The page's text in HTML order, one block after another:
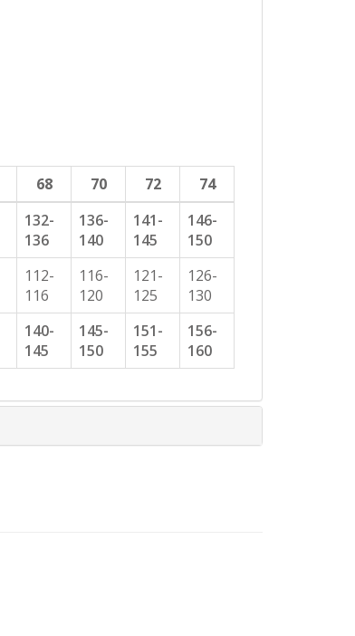
68 70 72
74
132-
136
136-
140
141-
145
146-
150
112-
116
116-
120
121-
125
126-
130
140-
145
145-
150
151-
155
156-
160